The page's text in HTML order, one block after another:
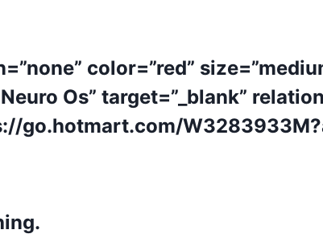
color=”red”
Os” target=”_blank”
go.hotmart.com/
.